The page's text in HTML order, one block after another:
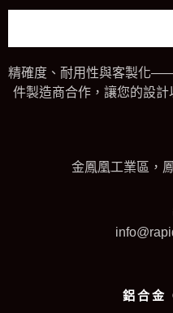
精確度、耐用性與客製化
件製造商合作，讓您的設計
金鳳凰工業區，
鋁合金